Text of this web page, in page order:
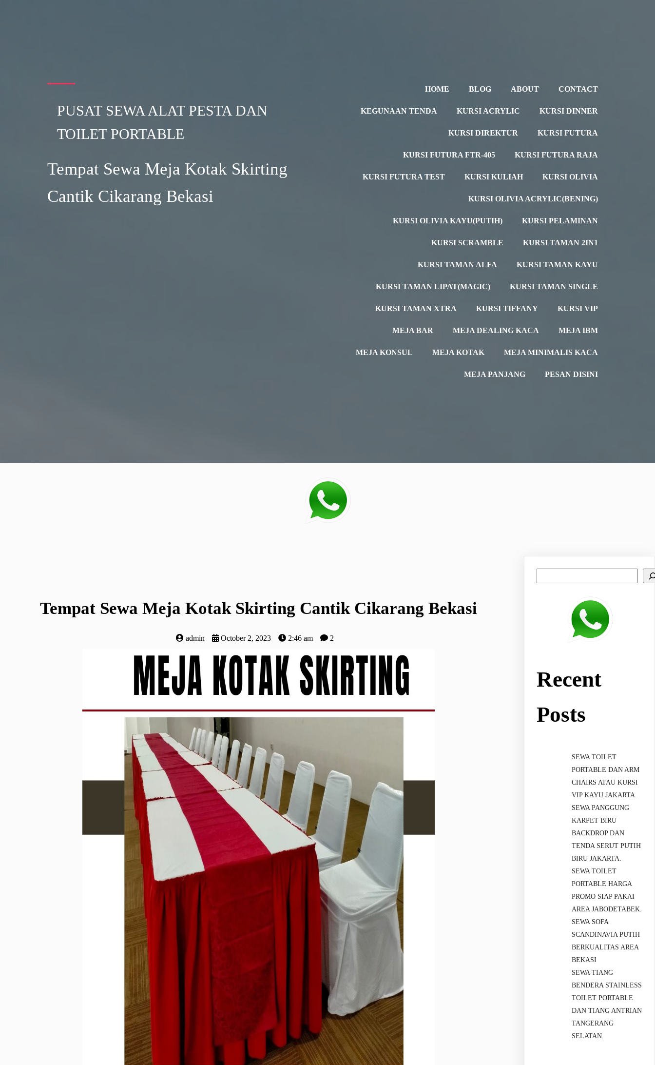
PUSAT SEWA ALAT PESTA DAN
TOILET PORTABLE
Tempat Sewa Meja Kotak Skirting
Cantik Cikarang Bekasi
HOME BLOG ABOUT CONTACT
KEGUNAAN TENDA KURSI ACRYLIC KURSI DINNER
KURSI DIREKTUR KURSI FUTURA
KURSI FUTURA FTR-405 KURSI FUTURA RAJA
KURSI FUTURA TEST KURSI KULIAH KURSI OLIVIA
KURSI OLIVIA ACRYLIC(BENING)
KURSI OLIVIA KAYU(PUTIH) KURSI PELAMINAN
KURSI SCRAMBLE KURSI TAMAN 2IN1
KURSI TAMAN ALFA KURSI TAMAN KAYU
KURSI TAMAN LIPAT(MAGIC) KURSI TAMAN SINGLE
KURSI TAMAN XTRA KURSI TIFFANY KURSI VIP
MEJA BAR MEJA DEALING KACA MEJA IBM
MEJA KONSUL MEJA KOTAK MEJA MINIMALIS KACA
MEJA PANJANG PESAN DISINI
Tempat Sewa Meja Kotak Skirting Cantik Cikarang Bekasi
admin October 2, 2023 2:46 am 2
Recent
Posts
SEWA TOILET
PORTABLE DAN ARM
CHAIRS ATAU KURSI
VIP KAYU JAKARTA.
SEWA PANGGUNG
KARPET BIRU
BACKDROP DAN
TENDA SERUT PUTIH
BIRU JAKARTA.
SEWA TOILET
PORTABLE HARGA
PROMO SIAP PAKAI
AREA JABODETABEK.
SEWA SOFA
SCANDINAVIA PUTIH
BERKUALITAS AREA
BEKASI
SEWA TIANG
BENDERA STAINLESS
TOILET PORTABLE
DAN TIANG ANTRIAN
TANGERANG
SELATAN.